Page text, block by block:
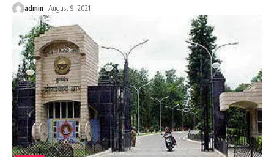
admin August 9, 2021